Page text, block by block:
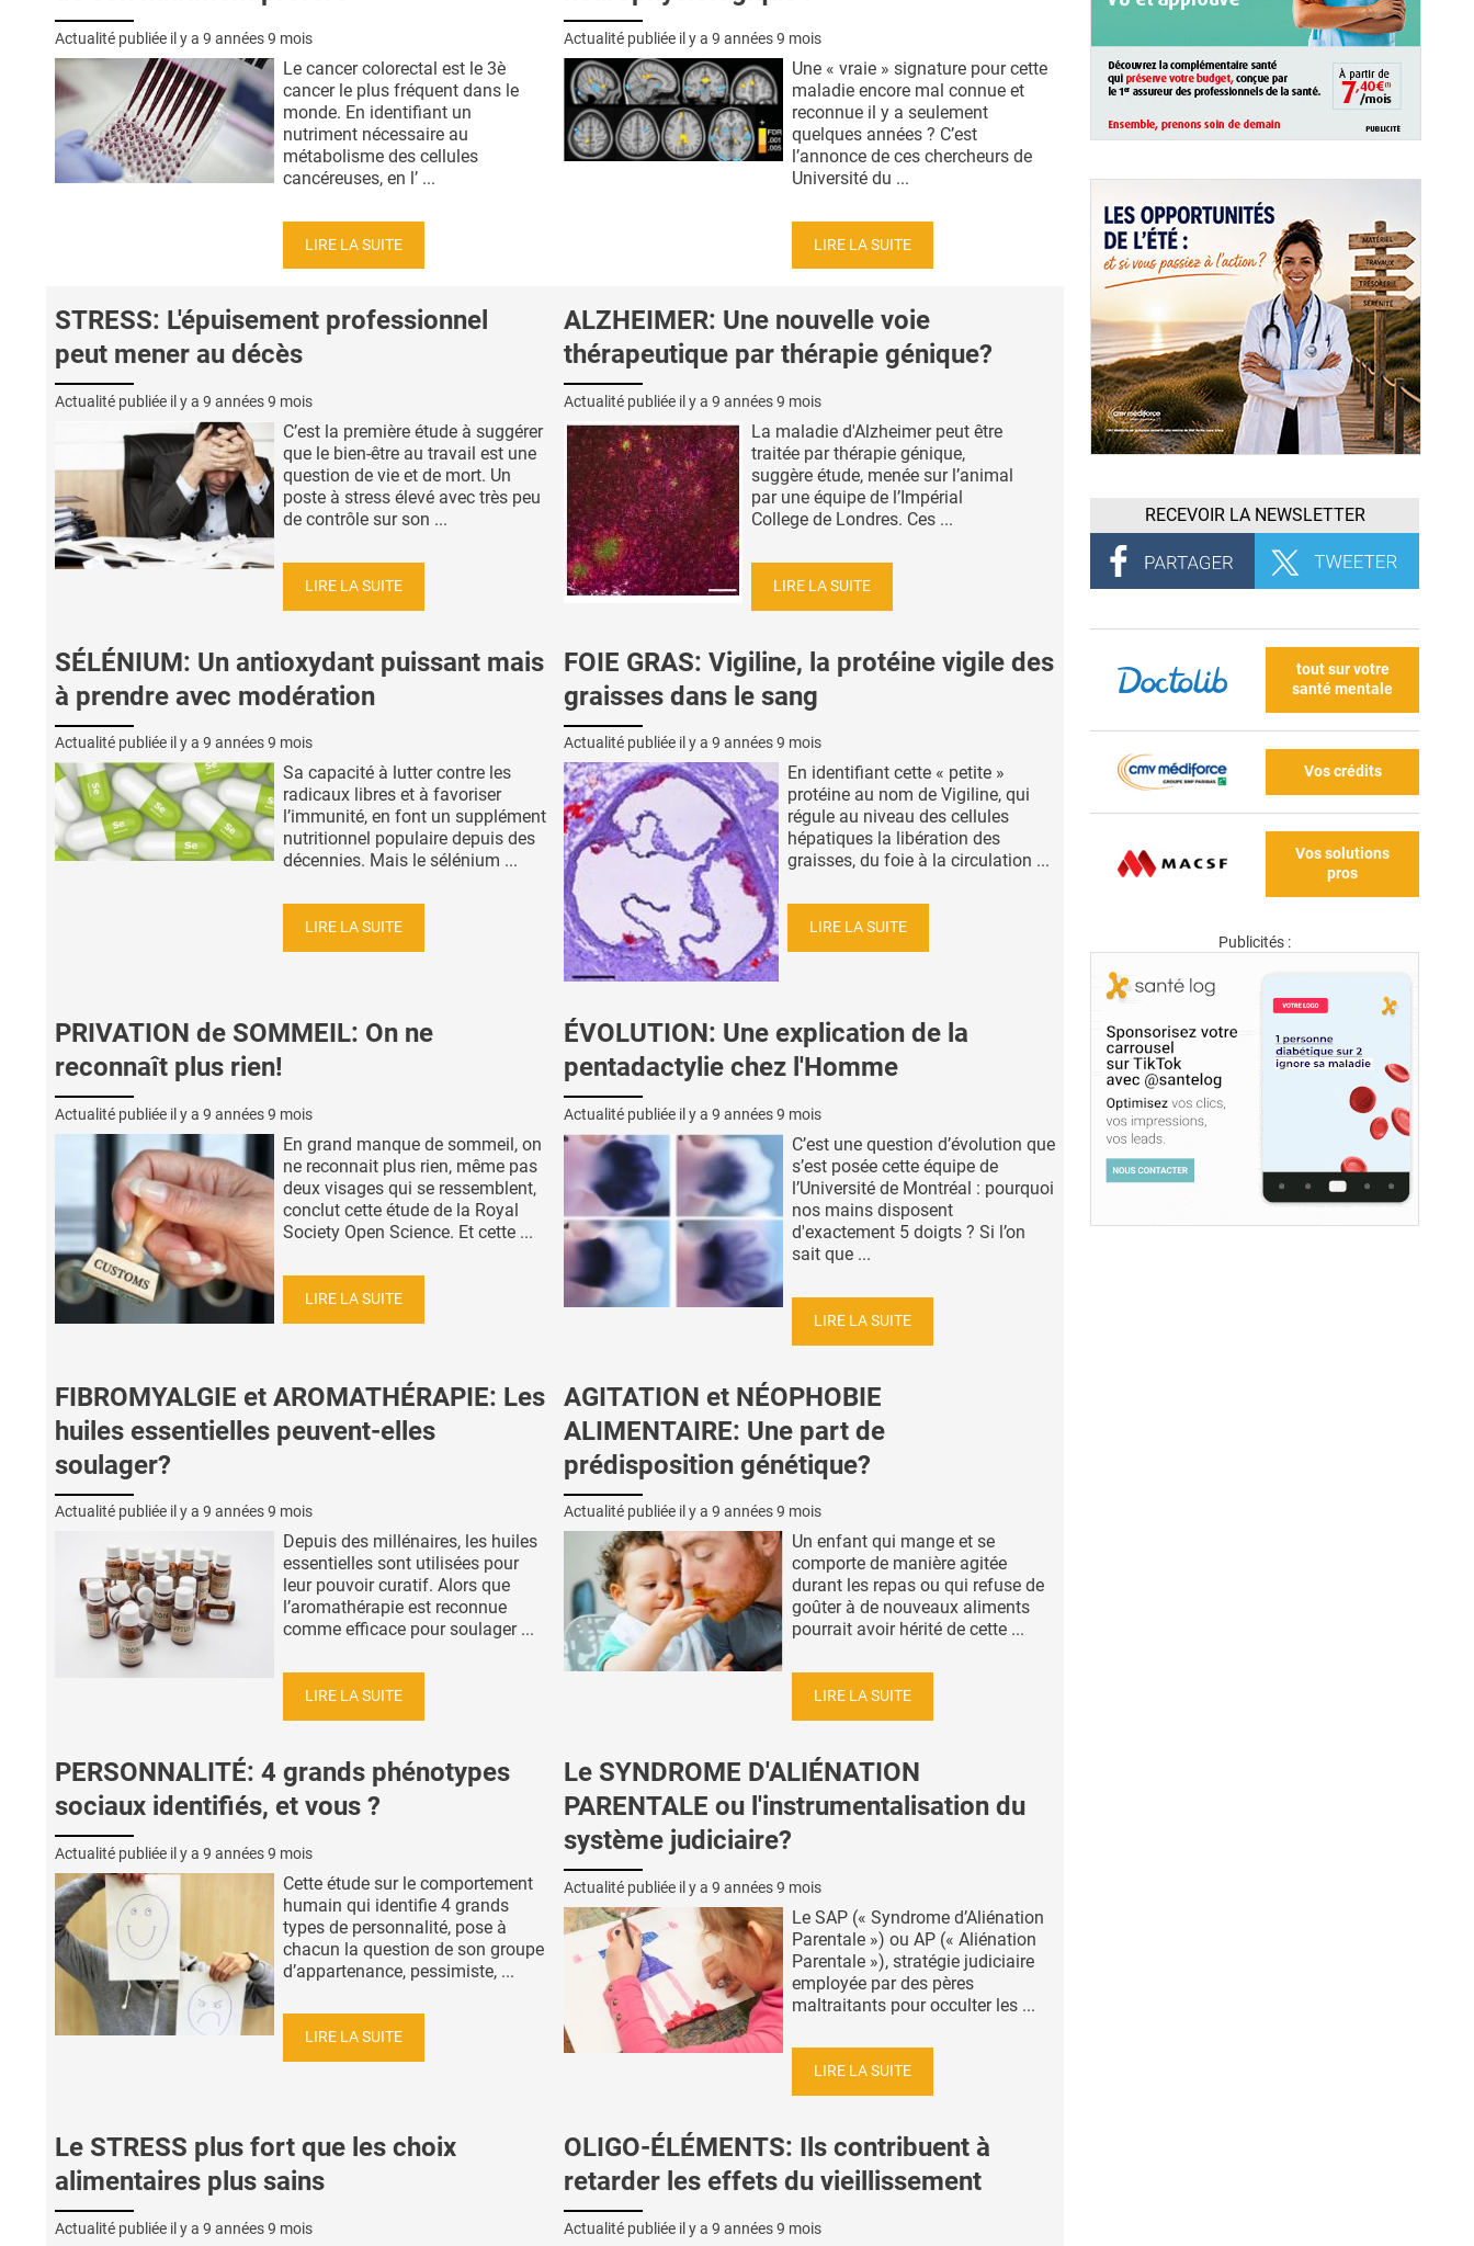
Actualité publiée il y a 9 années 9 mois
Le cancer colorectal est le 3è
cancer le plus fréquent dans le
monde. En identifiant un
nutriment nécessaire au
métabolisme des cellules
cancéreuses, en l’ ...
LIRE LA SUITE
Actualité publiée il y a 9 années 9 mois
Une « vraie » signature pour cette
maladie encore mal connue et
reconnue il y a seulement
quelques années ? C’est
l’annonce de ces chercheurs de
Université du ...
LIRE LA SUITE
STRESS: L'épuisement professionnel
peut mener au décès
Actualité publiée il y a 9 années 9 mois
C’est la première étude à suggérer
que le bien-être au travail est une
question de vie et de mort. Un
poste à stress élevé avec très peu
de contrôle sur son ...
LIRE LA SUITE
ALZHEIMER: Une nouvelle voie
thérapeutique par thérapie génique?
Actualité publiée il y a 9 années 9 mois
La maladie d'Alzheimer peut être
traitée par thérapie génique,
suggère étude, menée sur l’animal
par une équipe de l’Impérial
College de Londres. Ces ...
LIRE LA SUITE
SÉLÉNIUM: Un antioxydant puissant mais
à prendre avec modération
Actualité publiée il y a 9 années 9 mois
Sa capacité à lutter contre les
radicaux libres et à favoriser
l’immunité, en font un supplément
nutritionnel populaire depuis des
décennies. Mais le sélénium ...
LIRE LA SUITE
FOIE GRAS: Vigiline, la protéine vigile des
graisses dans le sang
Actualité publiée il y a 9 années 9 mois
En identifiant cette « petite »
protéine au nom de Vigiline, qui
régule au niveau des cellules
hépatiques la libération des
graisses, du foie à la circulation ...
LIRE LA SUITE
PRIVATION de SOMMEIL: On ne
reconnaît plus rien!
Actualité publiée il y a 9 années 9 mois
En grand manque de sommeil, on
ne reconnait plus rien, même pas
deux visages qui se ressemblent,
conclut cette étude de la Royal
Society Open Science. Et cette ...
LIRE LA SUITE
ÉVOLUTION: Une explication de la
pentadactylie chez l'Homme
Actualité publiée il y a 9 années 9 mois
C’est une question d’évolution que
s’est posée cette équipe de
l’Université de Montréal : pourquoi
nos mains disposent
d'exactement 5 doigts ? Si l’on
sait que ...
LIRE LA SUITE
FIBROMYALGIE et AROMATHÉRAPIE: Les
huiles essentielles peuvent-elles
soulager?
Actualité publiée il y a 9 années 9 mois
Depuis des millénaires, les huiles
essentielles sont utilisées pour
leur pouvoir curatif. Alors que
l’aromathérapie est reconnue
comme efficace pour soulager ...
LIRE LA SUITE
AGITATION et NÉOPHOBIE
ALIMENTAIRE: Une part de
prédisposition génétique?
Actualité publiée il y a 9 années 9 mois
Un enfant qui mange et se
comporte de manière agitée
durant les repas ou qui refuse de
goûter à de nouveaux aliments
pourrait avoir hérité de cette ...
LIRE LA SUITE
PERSONNALITÉ: 4 grands phénotypes
sociaux identifiés, et vous ?
Actualité publiée il y a 9 années 9 mois
Cette étude sur le comportement
humain qui identifie 4 grands
types de personnalité, pose à
chacun la question de son groupe
d’appartenance, pessimiste, ...
LIRE LA SUITE
Le SYNDROME D'ALIÉNATION
PARENTALE ou l'instrumentalisation du
système judiciaire?
Actualité publiée il y a 9 années 9 mois
Le SAP (« Syndrome d’Aliénation
Parentale ») ou AP (« Aliénation
Parentale »), stratégie judiciaire
employée par des pères
maltraitants pour occulter les ...
LIRE LA SUITE
Le STRESS plus fort que les choix
alimentaires plus sains
Actualité publiée il y a 9 années 9 mois
OLIGO-ÉLÉMENTS: Ils contribuent à
retarder les effets du vieillissement
Actualité publiée il y a 9 années 9 mois
RECEVOIR LA NEWSLETTER
tout sur votre
santé mentale
Vos crédits
Vos solutions
pros
Publicités :